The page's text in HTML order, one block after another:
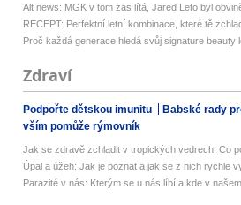
Alt news: MGK v tom zas lítá, Jared Leto byl
RECEPT: Perfektní letní kombinace, které tě
Proč každá generace hledá svůj signature beauty
Zdraví
Podpořte dětskou imunitu Babské rady
vším pomůže rýmovník
Jak se zdravě zchladit v tropických vedrech: Co
Úpal a úžeh: Jak je poznat a jak se z nich rychle
Parazité v nás: Kterým se u nás líbí a kde v našem